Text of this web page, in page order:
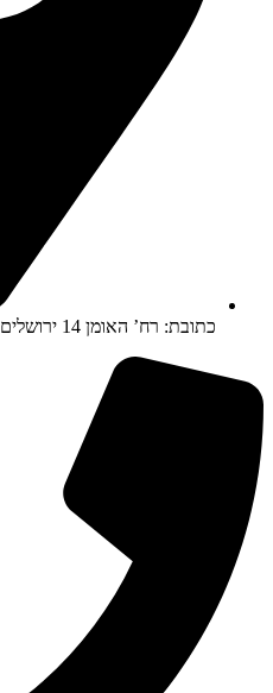
כתובת: רח’ האומן 14 ירושלים